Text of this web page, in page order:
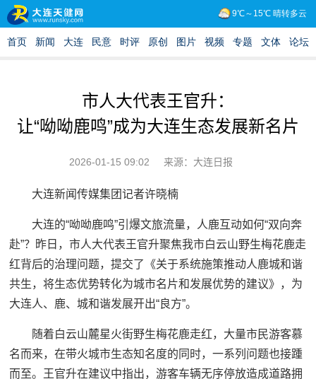
市人大代表王官升：
让“呦呦鹿鸣”成为大连生态发展新名片
2026-01-15 09:02 来源：大连日报
大连新闻传媒集团记者许晓楠
大连的“呦呦鹿鸣”引爆文旅流量，人鹿互动如何“双向奔
赴”？昨日，市人大代表王官升聚焦我市白云山野生梅花鹿走
红背后的治理问题，提交了《关于系统施策推动人鹿城和谐
共生，将生态优势转化为城市名片和发展优势的建议》，为
大连人、鹿、城和谐发展开出“良方”。
随着白云山麓星火街野生梅花鹿走红，大量市民游客慕
名而来，在带火城市生态知名度的同时，一系列问题也接踵
而至。王官升在建议中指出，游客车辆无序停放造成道路拥